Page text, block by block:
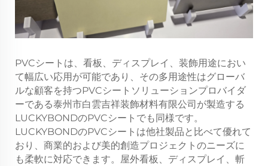
PVCシートは、看板、ディスプレイ、装飾用途におい
て幅広い応用が可能であり、その多用途性はグローバ
ルな顧客を持つPVCシートソリューションプロバイダ
ーである泰州市白雲吉祥装飾材料有限公司が製造する
LUCKYBONDのPVCシートでも同様です。
LUCKYBONDのPVCシートは他社製品と比べて優れて
おり、商業的および美的創造プロジェクトのニーズに
も柔軟に対応できます。屋外看板、ディスプレイ、斬